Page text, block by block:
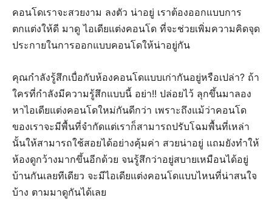
คอนโดเราจะสวยงาม ลงตัว น่าอยู่ เราต้องออกแบบการ
ตกแต่งให้ดี มาดู ไอเดียแต่งคอนโด ที่จะช่วยเพิ่มความคิดจุด
ประกายในการออกแบบคอนโดให้น่าอยู่กัน
คุณกำลังรู้สึกเบื่อกับห้องคอนโดแบบเก่ากันอยู่หรือเปล่า? ถ้า
ใครที่กำลังมีความรู้สึกแบบนี้ อย่า!! ปล่อยไว้ ลุกขึ้นมาลอง
หาไอเดียแต่งคอนโดใหม่กันดีกว่า เพราะถึงแม้ว่าคอนโด
ของเราจะมีพื้นที่จำกัดแต่เราก็สามารถปรับโฉมพื้นที่เหล่า
นั้นให้สามารถใช้สอยได้อย่างคุ้มค่า สวยน่าอยู่ แถมยังทำให้
ห้องดูกว้างมากขึ้นอีกด้วย จนรู้สึกว่าอยู่สบายเหมือนได้อยู่
บ้านกันเลยทีเดียว จะมีไอเดียแต่งคอนโดแบบไหนที่น่าสนใจ
บ้าง ตามมาดูกันได้เลย